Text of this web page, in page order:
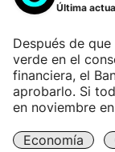
Última
Después de
verde en el
financiera, el
aprobarlo. Si
en noviembre
Economía